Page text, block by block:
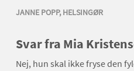
JANNE POPP, HELSINGØR
Svar fra Mia
Nej, hun skal ikke fryse den